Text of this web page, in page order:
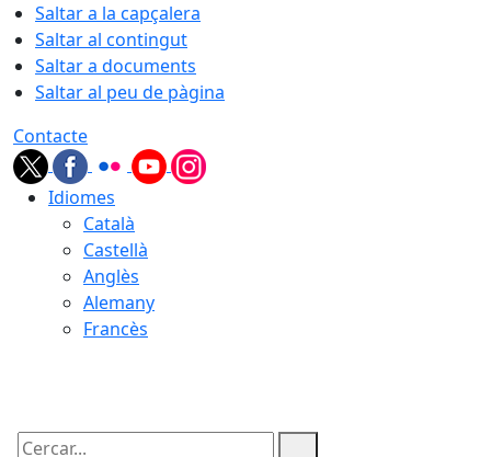
Saltar a la capçalera
Saltar al contingut
Saltar a documents
Saltar al peu de pàgina
Contacte
Idiomes
Català
Castellà
Anglès
Alemany
Francès